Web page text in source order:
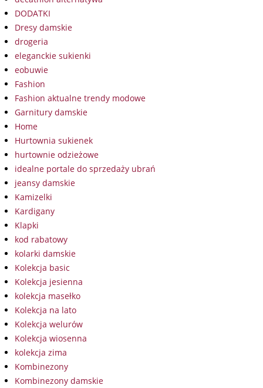
DODATKI
Dresy damskie
drogeria
eleganckie sukienki
eobuwie
Fashion
Fashion aktualne trendy modowe
Garnitury damskie
Home
Hurtownia sukienek
hurtownie odzieżowe
idealne portale do sprzedaży ubrań
jeansy damskie
Kamizelki
Kardigany
Klapki
kod rabatowy
kolarki damskie
Kolekcja basic
Kolekcja jesienna
kolekcja masełko
Kolekcja na lato
Kolekcja welurów
Kolekcja wiosenna
kolekcja zima
Kombinezony
Kombinezony damskie